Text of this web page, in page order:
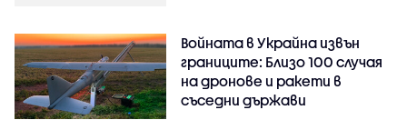
Войната в Украйна извън
границите: Близо 100 случая
на дронове и ракети в
съседни държави